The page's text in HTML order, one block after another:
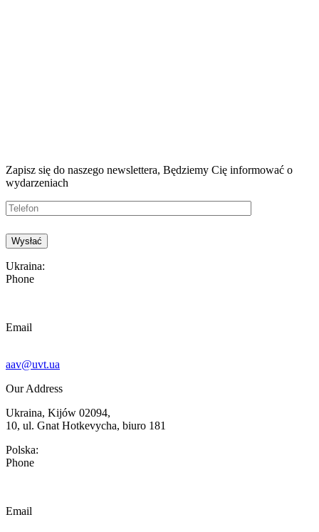
Masterplanning
Pharmaceutical Centre “Angola”|
Zapisz się do naszego newslettera, Będziemy Cię informować o
wydarzeniach
Ukraina:
Phone
Email
aav@uvt.ua
Our Address
Ukraina, Kijów 02094,
10, ul. Gnat Hotkevycha, biuro 181
Polska:
Phone
Email